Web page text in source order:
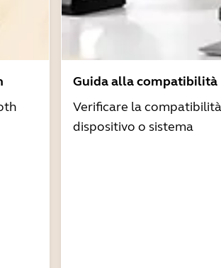
Guida alla compatibilità
Verificare la
dispositivo o sistema